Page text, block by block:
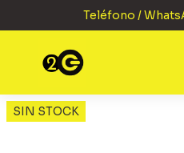
Teléfono /
SIN STOCK